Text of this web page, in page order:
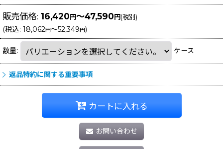
販売価格: 16,420円～47,590円(税別)
(税込: 18,062円～52,349円)
数量: ケース
返品特約に関する重要事項
カートに入れる
お問い合わせ